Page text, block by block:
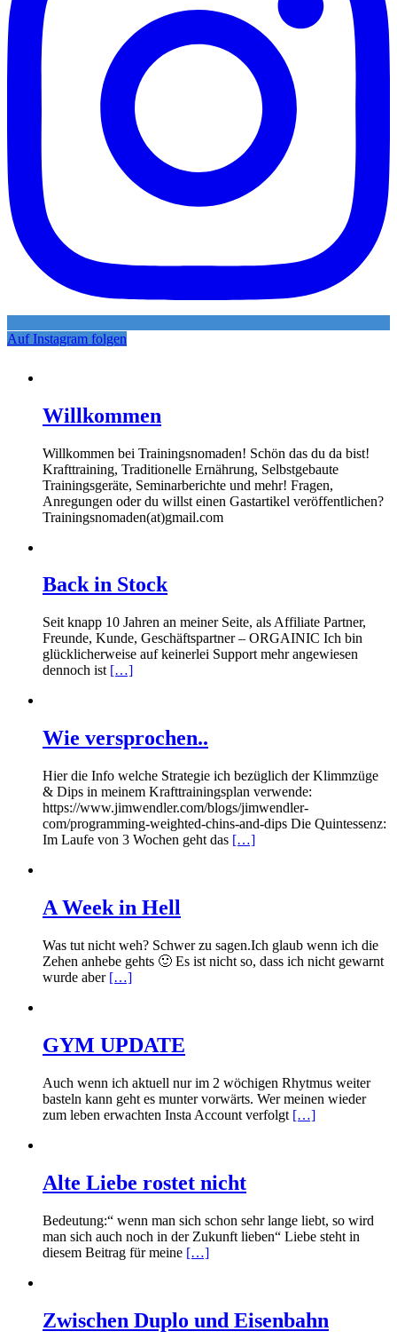
Auf Instagram folgen
Willkommen
Willkommen bei Trainingsnomaden! Schön das du da bist!
Krafttraining, Traditionelle Ernährung, Selbstgebaute
Trainingsgeräte, Seminarberichte und mehr! Fragen,
Anregungen oder du willst einen Gastartikel veröffentlichen?
Trainingsnomaden(at)gmail.com
Back in Stock
Seit knapp 10 Jahren an meiner Seite, als Affiliate Partner,
Freunde, Kunde, Geschäftspartner – ORGAINIC Ich bin
glücklicherweise auf keinerlei Support mehr angewiesen
dennoch ist […]
Wie versprochen..
Hier die Info welche Strategie ich bezüglich der Klimmzüge
& Dips in meinem Krafttrainingsplan verwende:
https://www.jimwendler.com/blogs/jimwendler-
com/programming-weighted-chins-and-dips Die Quintessenz:
Im Laufe von 3 Wochen geht das […]
A Week in Hell
Was tut nicht weh? Schwer zu sagen.Ich glaub wenn ich die
Zehen anhebe gehts 🙂 Es ist nicht so, dass ich nicht gewarnt
wurde aber […]
GYM UPDATE
Auch wenn ich aktuell nur im 2 wöchigen Rhytmus weiter
basteln kann geht es munter vorwärts. Wer meinen wieder
zum leben erwachten Insta Account verfolgt […]
Alte Liebe rostet nicht
Bedeutung:“ wenn man sich schon sehr lange liebt, so wird
man sich auch noch in der Zukunft lieben“ Liebe steht in
diesem Beitrag für meine […]
Zwischen Duplo und Eisenbahn